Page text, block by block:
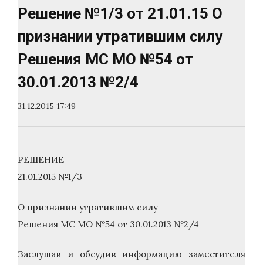
Решение №1/3 от 21.01.15 О
признании утратившим силу
Решения МС МО №54 от
30.01.2013 №2/4
31.12.2015 17:49
РЕШЕНИЕ
21.01.2015 №1/3
О признании утратившим силу
Решения МС МО №54 от 30.01.2013 №2/4
Заслушав и обсудив информацию заместителя